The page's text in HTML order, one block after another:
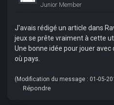
Junior Member
J'avais rédigé un article dans
jeux se prête vraiment à cette
Une bonne idée pour jouer
où pays.
(Modification du message : 01-05-
Répondre